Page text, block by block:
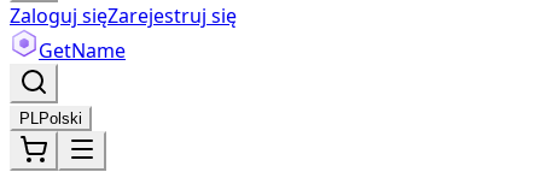
Zaloguj sięZarejestruj się
GetName
PLPolski